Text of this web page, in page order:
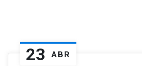
23 ABR